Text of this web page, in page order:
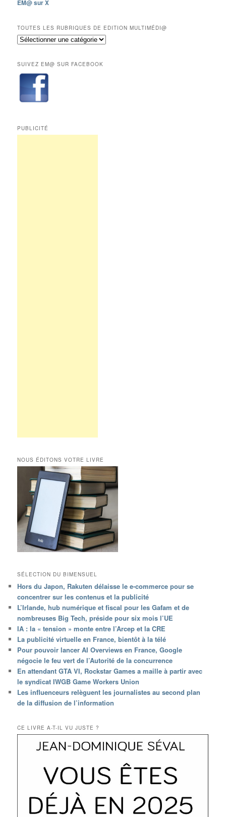
mois
réservés
aux
EM@ sur X
TOUTES LES RUBRIQUES DE EDITION MULTIMÉDI@
Toutes
de
Edition
Multimédi@
SUIVEZ EM@ SUR FACEBOOK
PUBLICITÉ
NOUS ÉDITONS VOTRE LIVRE
SÉLECTION DU BIMENSUEL
Hors du Japon, Rakuten délaisse le e-commerce pour se
concentrer sur les contenus et la publicité
L’Irlande, hub numérique et fiscal pour les Gafam et de
nombreuses Big Tech, préside pour six mois l’UE
IA : la « tension » monte entre l’Arcep et la CRE
La publicité virtuelle en France, bientôt à la télé
Pour pouvoir lancer AI Overviews en France, Google
négocie le feu vert de l’Autorité de la concurrence
En attendant GTA VI, Rockstar Games a maille à partir avec
le syndicat IWGB Game Workers Union
Les influenceurs relèguent les journalistes au second plan
de la diffusion de l’information
CE LIVRE A-T-IL VU JUSTE ?